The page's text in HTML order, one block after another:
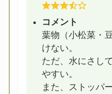
コメント
葉物（小松菜・
けない。
ただ、水にさし
やすい。
また、ストッパ